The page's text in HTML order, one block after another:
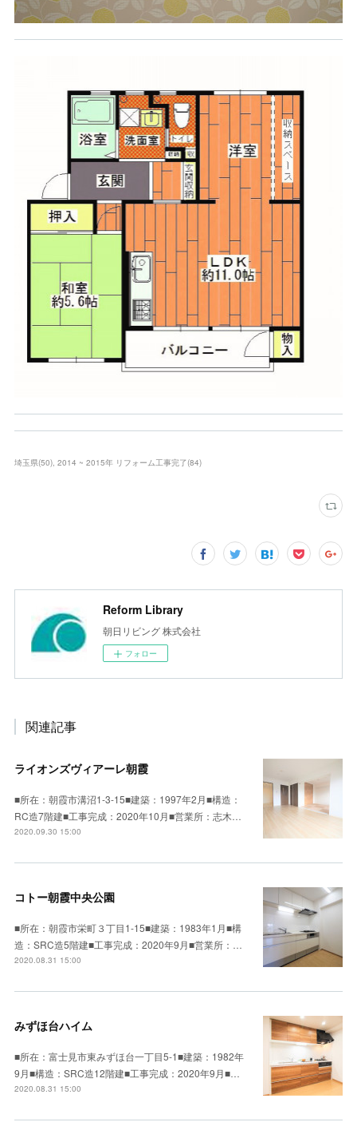
埼玉県(50) 2014 ~ 2015年 リフォーム工事完了(84)
Reform Library
朝日リビング 株式会社
フォロー
関連記事
ライオンズヴィアーレ朝霞
■所在：朝霞市溝沼1-3-15■建築：1997年2月■構造：
RC造7階建■工事完成：2020年10月■営業所：志木…
2020.09.30 15:00
コトー朝霞中央公園
■所在：朝霞市栄町３丁目1-15■建築：1983年1月■構
造：SRC造5階建■工事完成：2020年9月■営業所：…
2020.08.31 15:00
みずほ台ハイム
■所在：富士見市東みずほ台一丁目5-1■建築：1982年
9月■構造：SRC造12階建■工事完成：2020年9月■…
2020.08.31 15:00